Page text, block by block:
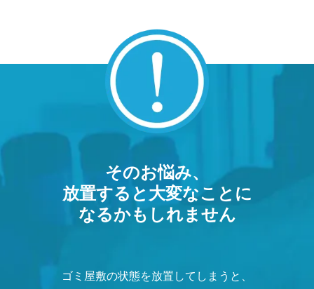
そのお悩み、
放置すると大変なことに
なるかもしれません
ゴミ屋敷の状態を放置してしまうと、